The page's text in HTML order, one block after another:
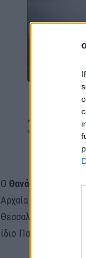
Ο Θανάσης
Αρχαία Ελληνική
Θεσσαλονίκης και
ίδιο Πανεπιστήμιο.